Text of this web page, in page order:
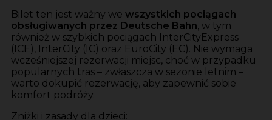
Bilet ten jest ważny we wszystkich pociągach
obsługiwanych przez Deutsche Bahn, w tym
również w szybkich pociągach InterCityExpress
(ICE), InterCity (IC) oraz EuroCity (EC). Nie wymaga
wcześniejszej rezerwacji miejsc, choć w przypadku
popularnych tras – zwłaszcza w sezonie letnim –
warto dokupić rezerwację, aby zapewnić sobie
komfort podróży.
Zniżki i zasady dla dzieci: